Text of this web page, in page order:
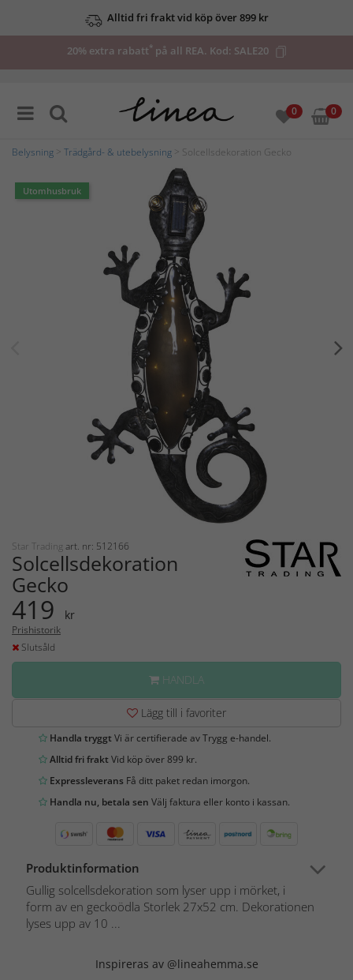
Alltid fri frakt vid köp över 899 kr
20% extra rabatt*på all REA. Kod: SALE20
0 0
Belysning Trädgård- & utebelysning > Solcellsdekoration Gecko
Utomhusbruk
Star Trading art. nr: 512166
Solcellsdekoration
Gecko
419 kr
Prishistorik
Slutsåld
HANDLA
Lägg till i favoriter
Handla tryggtVi är certifierade av Trygg e-handel.
Alltid fri fraktVid köp över 899 kr.
Expressleverans Få ditt paket redan imorgon.
Handla nu, betala sen Välj faktura eller konto i kassan.
Produktinformation
Gullig solcellsdekoration som lyser upp i mörket, i
form av en geckoödla Storlek 27x52 cm. Dekorationen
lyses upp av 10 ...
Inspireras av @lineahemma.se